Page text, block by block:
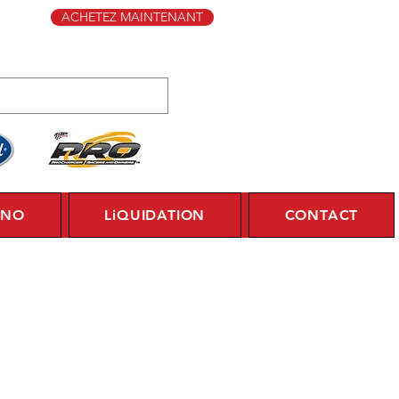
ACHETEZ MAINTENANT
LiQUIDATION CONTACT